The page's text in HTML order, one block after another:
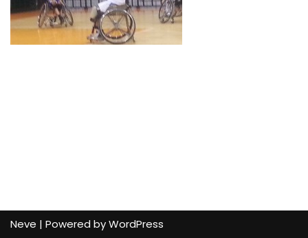
Neve | Powered byWordPress